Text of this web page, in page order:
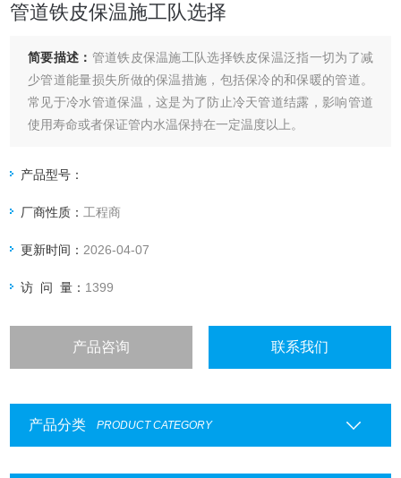
管道铁皮保温施工队选择
简要描述： 管道铁皮保温施工队选择铁皮保温泛指一切为了减
少管道能量损失所做的保温措施，包括保冷的和保暖的管道。
常见于冷水管道保温，这是为了防止冷天管道结露，影响管道
使用寿命或者保证管内水温保持在一定温度以上。
产品型号：
厂商性质： 工程商
更新时间： 2026-04-07
访 问 量： 1399
产品咨询 联系我们
产品分类 PRODUCT CATEGORY